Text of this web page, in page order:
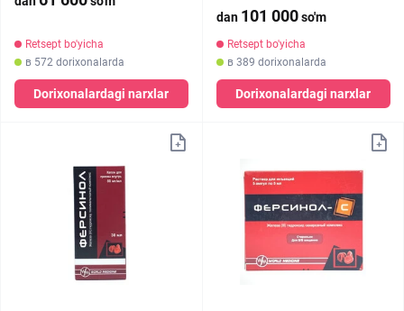
Retsept bo'yicha
в 572 dorixonalarda
Dorixonalardagi narxlar
dan 101 000so'm
Retsept bo'yicha
в 389 dorixonalarda
Dorixonalardagi narxlar